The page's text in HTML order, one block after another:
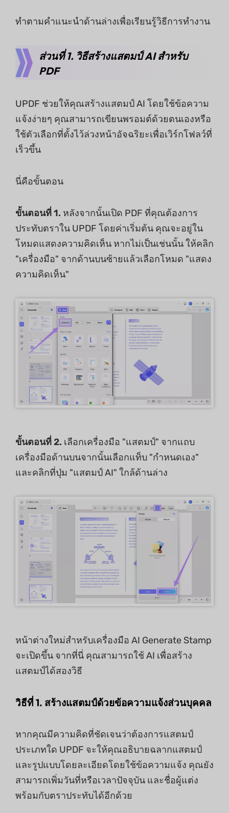
ทําตามคําแนะนําด้านล่างเพื่อเรียนรู้วิธีการทํางาน
ส่วนที่ 1. วิธีสร้างแสตมป์ AI สําหรับ
PDF
UPDF ช่วยให้คุณสร้างแสตมป์ AI โดยใช้ข้อความ
แจ้งง่ายๆ คุณสามารถเขียนพรอมต์ด้วยตนเองหรือ
ใช้ตัวเลือกที่ตั้งไว้ล่วงหน้าอัจฉริยะเพื่อเวิร์กโฟลว์ที่
เร็วขึ้น
นี่คือขั้นตอน
ขั้นตอนที่ 1. หลังจากนั้นเปิด PDF ที่คุณต้องการ
ประทับตราใน UPDF โดยค่าเริ่มต้น คุณจะอยู่ใน
โหมดแสดงความคิดเห็น หากไม่เป็นเช่นนั้น ให้คลิก
"เครื่องมือ" จากด้านบนซ้ายแล้วเลือกโหมด "แสดง
ความคิดเห็น"
ขั้นตอนที่ 2. เลือกเครื่องมือ "แสตมป์" จากแถบ
เครื่องมือด้านบนจากนั้นเลือกแท็บ "กําหนดเอง"
และคลิกที่ปุ่ม "แสตมป์ AI" ใกล้ด้านล่าง
หน้าต่างใหม่สําหรับเครื่องมือ AI Generate Stamp
จะเปิดขึ้น จากที่นี่ คุณสามารถใช้ AI เพื่อสร้าง
แสตมป์ได้สองวิธี
วิธีที่ 1. สร้างแสตมป์ด้วยข้อความแจ้งส่วนบุคคล
หากคุณมีความคิดที่ชัดเจนว่าต้องการแสตมป์
ประเภทใด UPDF จะให้คุณอธิบายฉลากแสตมป์
และรูปแบบโดยละเอียดโดยใช้ข้อความแจ้ง คุณยัง
สามารถเพิ่มวันที่หรือเวลาปัจจุบัน และชื่อผู้แต่ง
พร้อมกับตราประทับได้อีกด้วย